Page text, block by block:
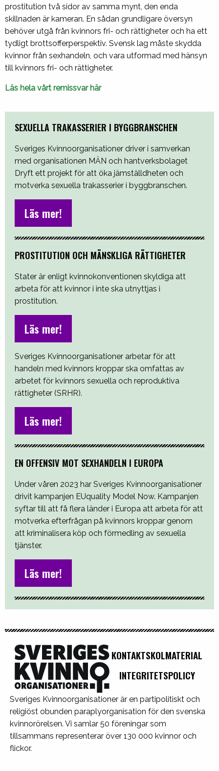
prostitution två sidor av samma mynt, den enda
skillnaden är kameran. En sådan grundligare översyn
behöver utgå från kvinnors fri- och rättigheter och ha ett
tydligt brottsofferperspektiv. Svensk lag måste skydda
kvinnor från sexhandeln, och vara utformad med hänsyn
till kvinnors fri- och rättigheter.
Läs hela vårt remissvar här
SEXUELLA TRAKASSERIER I BYGGBRANSCHEN
Sveriges Kvinnoorganisationer driver i samverkan
med organisationen MÄN och hantverksbolaget
Dryft ett projekt för att öka jämställdheten och
motverka sexuella trakasserier i byggbranschen.
Läs mer!
PROSTITUTION OCH MÄNSKLIGA RÄTTIGHETER
Stater är enligt kvinnokonventionen skyldiga att
arbeta för att kvinnor i inte ska utnyttjas i
prostitution.
Läs mer!
Sveriges Kvinnoorganisationer arbetar för att
handeln med kvinnors kroppar ska omfattas av
arbetet för kvinnors sexuella och reproduktiva
rättigheter (SRHR).
Läs mer!
EN OFFENSIV MOT SEXHANDELN I EUROPA
Under våren 2023 har Sveriges Kvinnoorganisationer
drivit kampanjen EUquality Model Now. Kampanjen
syftar till att få flera länder i Europa att arbeta för att
motverka efterfrågan på kvinnors kroppar genom
att kriminalisera köp och förmedling av sexuella
tjänster.
Läs mer!
Sveriges Kvinnoorganisationer är en partipolitiskt och
religiöst obunden paraplyorganisation för den svenska
kvinnorörelsen. Vi samlar 50 föreningar som
tillsammans representerar över 130 000 kvinnor och
flickor.
KONTAKTSKOLMATERIAL
INTEGRITETSPOLICY